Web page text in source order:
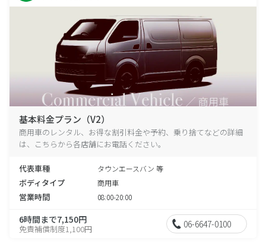
基本料金プラン（V2）
商用車のレンタル、お得な割引料金や予約、乗り捨てなどの詳細
は、こちらから各店舗にお電話ください。
代表車種 タウンエースバン 等
ボディタイプ 商用車
営業時間 08:00-20:00
6時間まで7,150円
免責補償制度1,100円 06-6647-0100